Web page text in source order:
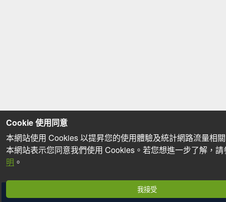
分享
Cookie 使用同意
本網站使用 Cookies 以提昇您的使用體驗及統計網路流量相
本網站表示您同意我們使用 Cookies。若您想進一步了解，
明 。
我接受